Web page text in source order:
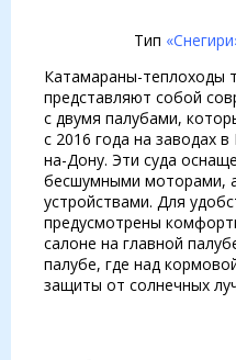
Тип
Катамараны-теплоходы
представляют собой
с двумя палубами,
с 2016 года на заводах
на-Дону. Эти суда
бесшумными моторами,
устройствами. Для
предусмотрены
салоне на главной
палубе, где над
защиты от солнечных